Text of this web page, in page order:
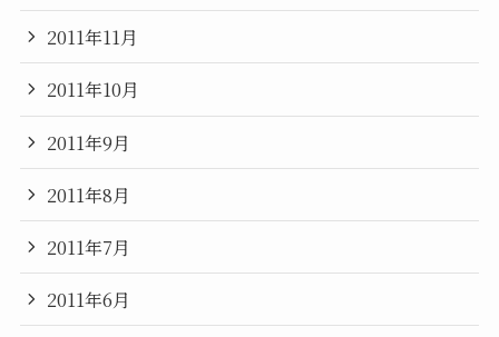
2011年11月
2011年10月
2011年9月
2011年8月
2011年7月
2011年6月